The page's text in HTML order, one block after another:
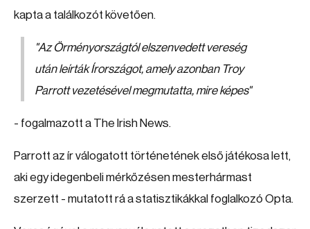
kapta a találkozót követően.
"Az Örményországtól elszenvedett vereség
után leírták Írországot, amely azonban Troy
Parrott vezetésével megmutatta, mire képes"
- fogalmazott a The Irish News.
Parrott az ír válogatott történetének első játékosa lett,
aki egy idegenbeli mérkőzésen mesterhármast
szerzett - mutatott rá a statisztikákkal foglalkozó Opta.